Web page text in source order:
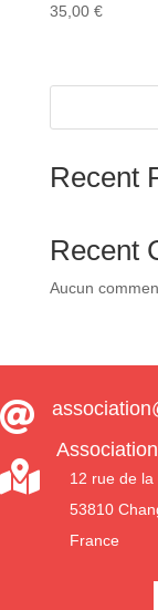
35,00 €
Recent
Recent
Aucun


12 rue de la
53810
France